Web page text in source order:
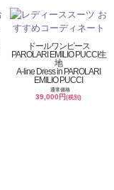
ドールワンピース
PAROLARI EMILIO PUCCI生
地
A-line Dress in PAROLARI
EMILIO PUCCI
通常価格
39,000円(税別)